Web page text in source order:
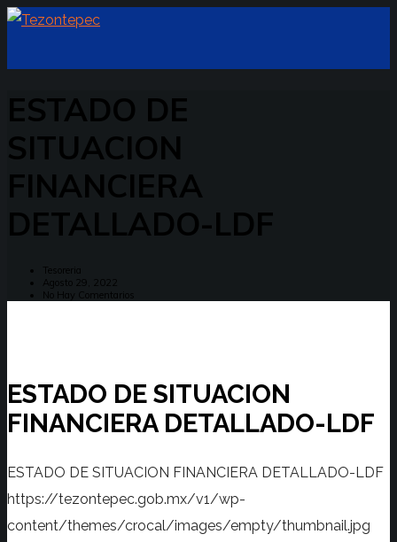
ESTADO DE
SITUACION
FINANCIERA
DETALLADO-LDF
Tesoreria
Agosto 29, 2022
No Hay Comentarios
ESTADO DE SITUACION
FINANCIERA DETALLADO-LDF
ESTADO DE SITUACION FINANCIERA DETALLADO-LDF
https://tezontepec.gob.mx/v1/wp-
content/themes/crocal/images/empty/thumbnail.jpg